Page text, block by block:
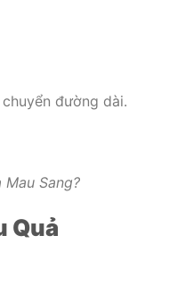
đường dài.
Sang?
Quả